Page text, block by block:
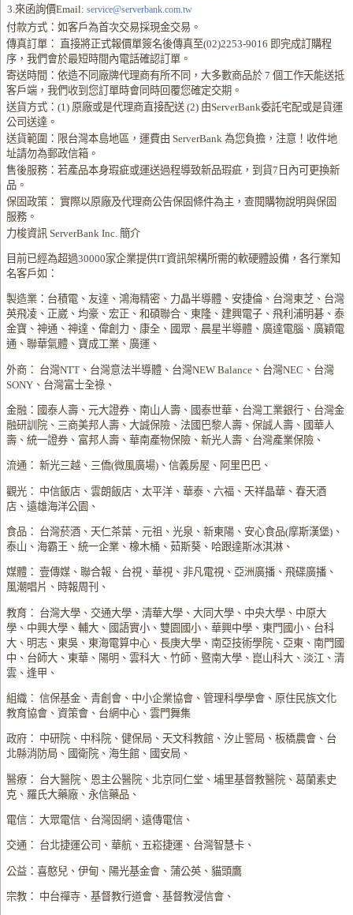
3.來函詢價Email: service@serverbank.com.tw
付款方式：如客戶為首次交易採現金交易。
傳真訂單： 直接將正式報價單簽名後傳真至(02)2253-9016 即完成訂購程
序，我們會於最短時間內電話確認訂單。
寄送時間：依造不同廠牌代理商有所不同，大多數商品於 7 個工作天能送抵
客戶端，我們收到您訂單時會同時回覆您確定交期。
送貨方式：(1) 原廠或是代理商直接配送 (2) 由ServerBank委託宅配或是貨運
公司送達。
送貨範圍：限台灣本島地區，運費由 ServerBank 為您負擔，注意！收件地
址請勿為郵政信箱。
售後服務：若產品本身瑕疵或運送過程導致新品瑕疵，到貨7日內可更換新
品。
保固政策： 實際以原廠及代理商公告保固條件為主，查閱購物說明與保固
服務。
力梭資訊 ServerBank Inc. 簡介
目前已經為超過30000家企業提供IT資訊架構所需的軟硬體設備，各行業知
名客戶如：
製造業：台積電、友達、鴻海精密、力晶半導體、安捷倫、台灣東芝、台灣
英飛凌、正崴、均豪、宏正、和碩聯合、東隆、建興電子、飛利浦明碁、泰
金寶、神通、神達、偉創力、康全、國眾、晨星半導體、廣達電腦、廣穎電
通、聯華氣體、寶成工業、廣運、
外商： 台灣NTT、台灣意法半導體、台灣NEW Balance、台灣NEC、台灣
SONY、台灣富士全祿、
金融：國泰人壽、元大證券、南山人壽、國泰世華、台灣工業銀行、台灣金
融研訓院、三商美邦人壽、大誠保險、法國巴黎人壽、保誠人壽、國華人
壽、統一證券、富邦人壽、華南產物保險、新光人壽、台灣產業保險、
流通： 新光三越、三僑(微風廣場)、信義房屋、阿里巴巴、
觀光： 中信飯店、雲朗飯店、太平洋、華泰、六福、天祥晶華、春天酒
店、遠雄海洋公園、
食品： 台灣菸酒、天仁茶葉、元祖、光泉、新東陽、安心食品(摩斯漢堡)、
泰山、海霸王、統一企業、橡木桶、茹斯葵、哈跟達斯冰淇淋、
媒體： 壹傳媒、聯合報、台視、華視、非凡電視、亞洲廣播、飛碟廣播、
風潮唱片、時報周刊、
教育： 台灣大學、交通大學、清華大學、大同大學、中央大學、中原大
學、中興大學、輔大、國語實小、雙園國小、華興中學、東門國小、台科
大、明志、東吳、東海電算中心、長庚大學、南亞技術學院、亞東、南門國
中、台師大、東華、陽明、雲科大、竹師、暨南大學、崑山科大、淡江、清
雲、逢甲、
組織： 信保基金、青創會、中小企業協會、管理科學學會、原住民族文化
教育協會、資策會、台網中心、雲門舞集
政府： 中研院、中科院、健保局、天文科教館、汐止警局、板橋農會、台
北縣消防局、國衛院、海生館、國安局、
醫療： 台大醫院、恩主公醫院、北京同仁堂、埔里基督教醫院、葛蘭素史
克、羅氏大藥廠、永信藥品、
電信： 大眾電信、台灣固網、遠傳電信、
交通： 台北捷運公司、華航、五崧捷運、台灣智慧卡、
公益：喜憨兒、伊甸、陽光基金會、蒲公英、貓頭鷹
宗教： 中台禪寺、基督教行道會、基督教浸信會、